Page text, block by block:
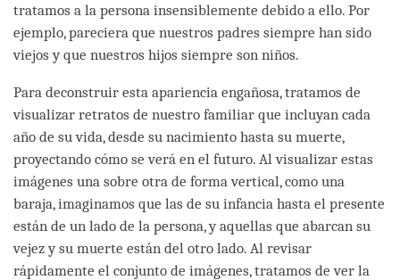
tratamos a la persona insensiblemente debido a ello. Por
ejemplo, pareciera que nuestros padres siempre han sido
viejos y que nuestros hijos siempre son niños.
Para deconstruir esta apariencia engañosa, tratamos de
visualizar retratos de nuestro familiar que incluyan cada
año de su vida, desde su nacimiento hasta su muerte,
proyectando cómo se verá en el futuro. Al visualizar estas
imágenes una sobre otra de forma vertical, como una
baraja, imaginamos que las de su infancia hasta el presente
están de un lado de la persona, y aquellas que abarcan su
vejez y su muerte están del otro lado. Al revisar
rápidamente el conjunto de imágenes, tratamos de ver la